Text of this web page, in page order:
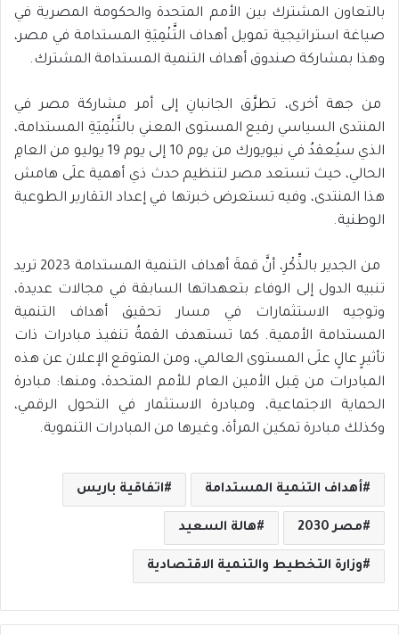
بالتعاون المشترك بين الأمم المتحدة والحكومة المصرية في
صياغة استراتيجية تمويل أهداف التَّنْمِيَةِ المستدامة في مصر،
وهذا بمشاركة صندوق أهداف التنمية المستدامة المشترك.
من جهة أخرى، تطرَّق الجانبانِ إلى أمر مشاركة مصر في
المنتدى السياسي رفيع المستوى المعني بالتَّنْمِيَةِ المستدامة،
الذي سيُعقدُ في نيويورك من يوم 10 إلى يوم 19 يوليو من العامِ
الحالي، حيث تستعد مصر لتنظيم حدث ذي أهمية علَى هامش
هذا المنتدى، وفيه تستعرض خبرتها في إعداد التقارير الطوعية
الوطنية.
من الجدير بالذِّكْرِ، أنَّ قمةَ أهداف التنمية المستدامة 2023 تريد
تنبيه الدول إلى الوفاء بتعهداتها السابقة في مجالات عديدة،
وتوجيه الاستثمارات في مسار تحقيق أهداف التنمية
المستدامة الأممية. كما تستهدف القمةُ تنفيذ مبادرات ذات
تأثيرٍ عالٍ علَى المستوى العالمي، ومن المتوقع الإعلان عن هذه
المبادرات من قِبل الأمين العام للأمم المتحدة، ومنها: مبادرة
الحماية الاجتماعية، ومبادرة الاستثمار في التحول الرقمي،
وكذلك مبادرة تمكين المرأة، وغيرها من المبادرات التنموية.
أهداف التنمية المستدامة اتفاقية باريس
مصر 2030 هالة السعيد
وزارة التخطيط والتنمية الاقتصادية